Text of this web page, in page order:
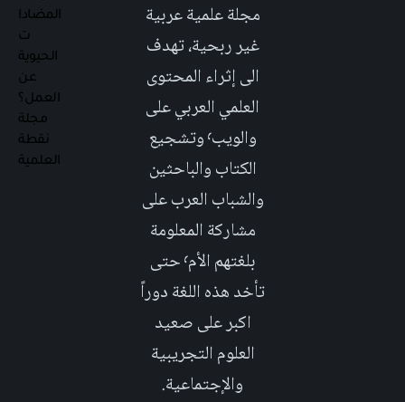
مجلة علمية عربية
غير ربحية، تهدف
الى إثراء المحتوى
العلمي العربي على
والويب٬ وتشجيع
الكتاب والباحثين
والشباب العرب على
مشاركة المعلومة
بلغتهم الأم٬ حتى
تأخد هذه اللغة دوراً
اكبر على صعيد
العلوم التجريبية
والإجتماعية.